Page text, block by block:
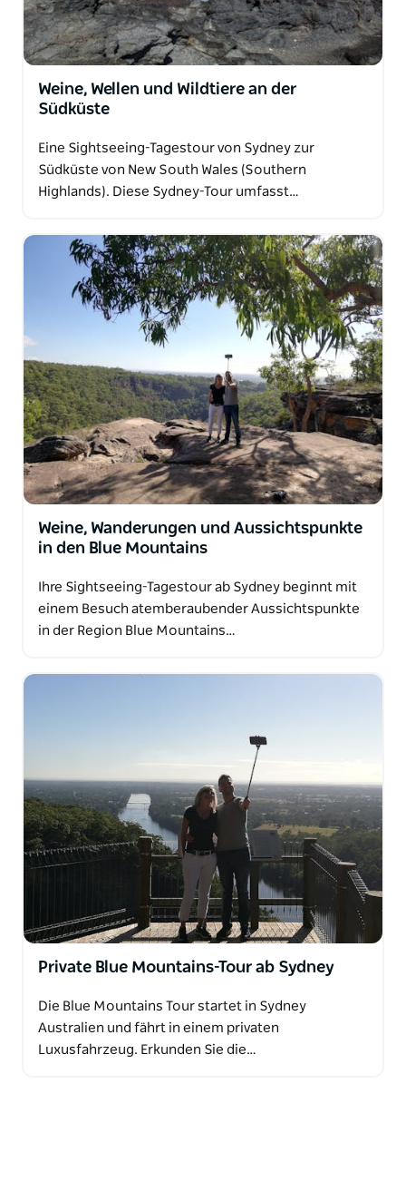
Weine, Wellen und Wildtiere an der
Südküste
Eine Sightseeing-Tagestour von Sydney zur
Südküste von New South Wales (Southern
Highlands). Diese Sydney-Tour umfasst…
Weine, Wanderungen und Aussichtspunkte
in den Blue Mountains
Ihre Sightseeing-Tagestour ab Sydney beginnt mit
einem Besuch atemberaubender Aussichtspunkte
in der Region Blue Mountains…
Private Blue Mountains-Tour ab Sydney
Die Blue Mountains Tour startet in Sydney
Australien und fährt in einem privaten
Luxusfahrzeug. Erkunden Sie die…